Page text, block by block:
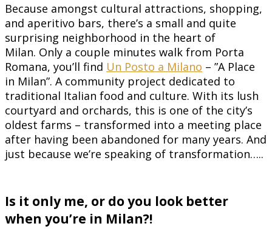
Because amongst cultural attractions, shopping,
and aperitivo bars, there’s a small and quite
surprising neighborhood in the heart of
Milan. Only a couple minutes walk from Porta
Romana, you’ll find Un Posto a Milano – ”A Place
in Milan”. A community project dedicated to
traditional Italian food and culture. With its lush
courtyard and orchards, this is one of the city’s
oldest farms – transformed into a meeting place
after having been abandoned for many years. And
just because we’re speaking of transformation…..
Is it only me, or do you look better
when you’re in Milan?!